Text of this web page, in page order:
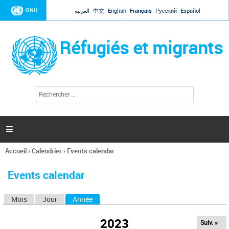
Jump to navigation
ONU العربية 中文 English Français Русский Español
Réfugiés et migrants
l
c
h
e

Vous
ici
Accueil›Calendrier› Events calendar
Events calendar
Mois Jour Année
2023 Suiv. »